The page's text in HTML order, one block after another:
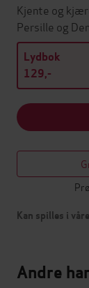
Kjente og
Persille og
Lydbok
129,-
Kan spilles i
Andre